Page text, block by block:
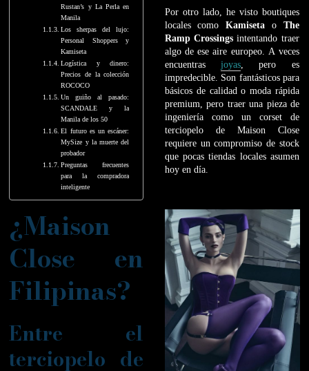
Rustan’s y La Perla en
Manila
Los sherpas del lujo:
Personal Shoppers y
Kamiseta
Logística y dinero:
Precios de la colección
ROCOCO
Un guiño al pasado:
SCANDALE y la
Manila de los 50
El futuro es un escáner:
MySize y la muerte del
probador
Preguntas frecuentes
para la compradora
inteligente
¿Maison
Close en
Filipinas?
Entre el
terciopelo de
Por otro lado, he visto boutiques
locales como Kamisetao The
Ramp Crossingsintentando traer
algo de ese aire europeo. A veces
encuentras joyas, pero es
impredecible. Son fantásticos para
básicos de calidad o moda rápida
premium, pero traer una pieza de
ingeniería como un corset de
terciopelo de Maison Close
requiere un compromiso de stock
que pocas tiendas locales asumen
hoy en día.